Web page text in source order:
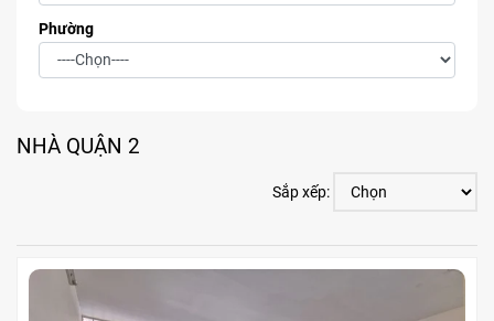
Phường
NHÀ QUẬN 2
Sắp xếp: